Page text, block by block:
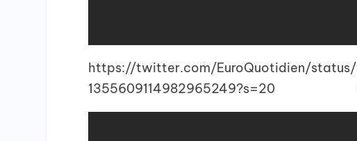
https://twitter.com/EuroQuotidien/status/
1355609114982965249?s=20